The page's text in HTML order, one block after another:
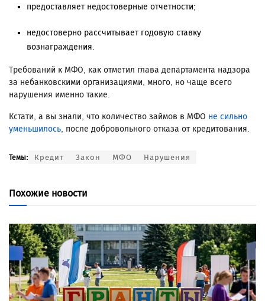
предоставляет недостоверные отчетности;
недостоверно рассчитывает годовую ставку
вознаграждения.
Требований к МФО, как отметил глава департамента надзора
за небанковскими организациями, много, но чаще всего
нарушения именно такие.
Кстати, а вы знали, что количество займов в МФО не сильно
уменьшилось, после добровольного отказа от кредитования.
Темы: Кредит Закон МФО Нарушения
Похожие новости